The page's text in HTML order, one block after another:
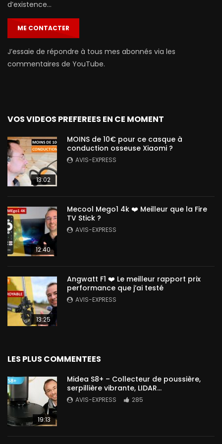
d’existence…
ME CONTACTER
J’essaie de répondre à tous mes abonnés via les
commentaires de YouTube.
VOS VIDEOS PREFEREES EN CE MOMENT
13:02
MOINS de 10€ pour ce casque à
conduction osseuse Xiaomi ?
AVIS-EXPRESS
12:40
Mecool Mego1 4k ❤️ Meilleur que la Fire
TV Stick ?
AVIS-EXPRESS
13:25
Angwatt F1 ❤️ Le meilleur rapport prix
performance que j’ai testé
AVIS-EXPRESS
LES PLUS COMMENTEES
19:13
Midea S8+ – Collecteur de poussière,
serpillière vibrante, LIDAR…
AVIS-EXPRESS 285